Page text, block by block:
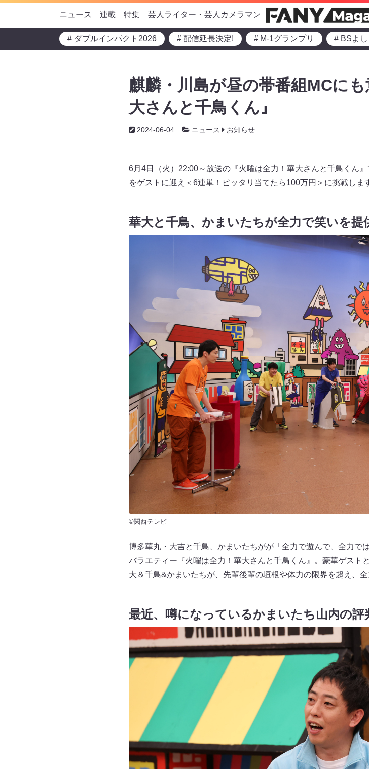
ニュース 連載 特集 芸人ライター・芸人カメラマン
# ダブルインパクト2026 # 配信延長決定! # M-1グランプリ # BSよし
麒麟・川島が昼の帯番組MCに
大さんと千鳥くん』
2024-06-04 ニュース お知らせ
6月4日（火）22:00～放送の『火曜は全力！華大さんと千鳥くん
をゲストに迎え＜6連単！ピッタリ当てたら100万円＞に挑戦しま
華大と千鳥、かまいたちが全力で笑いを提
©関西テレビ
博多華丸・大吉と千鳥、かまいたちがが「全力で遊んで、全力で
バラエティー『火曜は全力！華大さんと千鳥くん』。豪華ゲスト
大＆千鳥&かまいたちが、先輩後輩の垣根や体力の限界を超え、全
最近、噂になっているかまいたち山内の評